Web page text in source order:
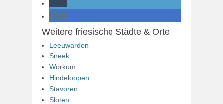
Weitere friesische Städte & Orte
Leeuwarden
Sneek
Workum
Hindeloopen
Stavoren
Sloten